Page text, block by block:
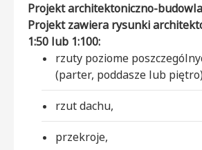
Projekt architektoniczno-
Projekt zawiera rysunki
1:50 lub 1:100:
rzuty poziome
(parter, poddasze lub
rzut dachu,
przekroje,